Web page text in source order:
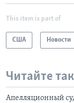
This item is part of
США Новости
Читайте
Апелляционный